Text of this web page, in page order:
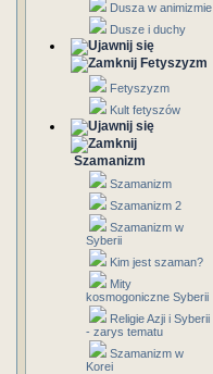
Dusza w animizmie
Dusze i duchy
Fetyszyzm
Fetyszyzm
Kult fetyszów
Szamanizm
Szamanizm
Szamanizm 2
Szamanizm w
Syberii
Kim jest szaman?
Mity
kosmogoniczne Syberii
Religie Azji i Syberii
- zarys tematu
Szamanizm w
Korei